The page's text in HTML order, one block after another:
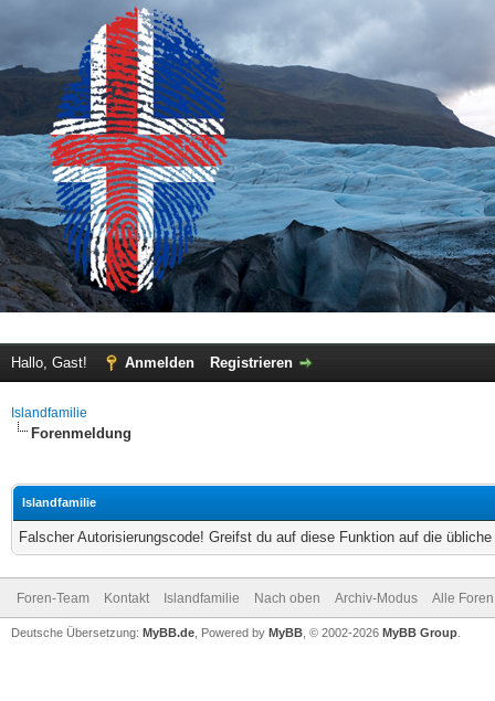
Hallo, Gast! Anmelden Registrieren
Islandfamilie
Forenmeldung
Islandfamilie
Falscher Autorisierungscode! Greifst du auf diese Funktion auf die
Foren-Team Kontakt Islandfamilie Nach oben Archiv-Modus Alle
Deutsche Übersetzung: MyBB.de , Powered by MyBB , © 2002-2026 MyBB Group